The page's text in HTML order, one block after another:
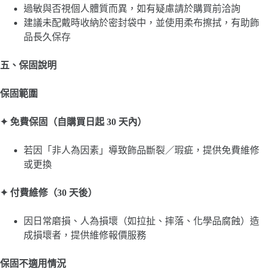
過敏與否視個人體質而異，如有疑慮請於購買前洽詢
建議未配戴時收納於密封袋中，並使用柔布擦拭，有助飾
品長久保存
五、保固說明
保固範圍
✦ 免費保固（自購買日起 30 天內）
若因「非人為因素」導致飾品斷裂／瑕疵，提供免費維修
或更換
✦ 付費維修（30 天後）
因日常磨損、人為損壞（如拉扯、摔落、化學品腐蝕）造
成損壞者，提供維修報價服務
保固不適用情況